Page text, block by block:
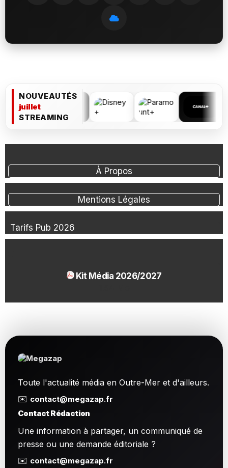
NOUVEAUTÉS
juillet
STREAMING
À Propos
Mentions Légales
Tarifs Pub 2026
Kit Média 2026/2027
Toute l'actualité média en Outre-Mer et d'ailleurs.
✉️ contact@megazap.fr
Contact Rédaction
Une information à partager, un communiqué de
presse ou une demande éditoriale ?
✉️ contact@megazap.fr